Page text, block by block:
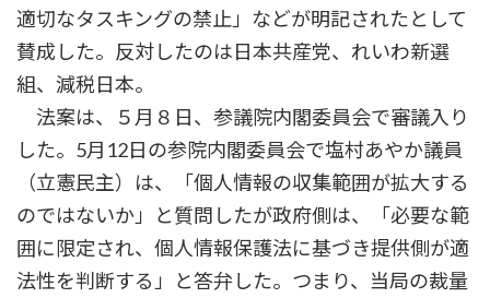
適切なタスキングの禁止」などが明記されたとして
賛成した。反対したのは日本共産党、れいわ新選
組、減税日本。
法案は、５月８日、参議院内閣委員会で審議入り
した。5月12日の参院内閣委員会で塩村あやか議員
（立憲民主）は、「個人情報の収集範囲が拡大する
のではないか」と質問したが政府側は、「必要な範
囲に限定され、個人情報保護法に基づき提供側が適
法性を判断する」と答弁した。つまり、当局の裁量